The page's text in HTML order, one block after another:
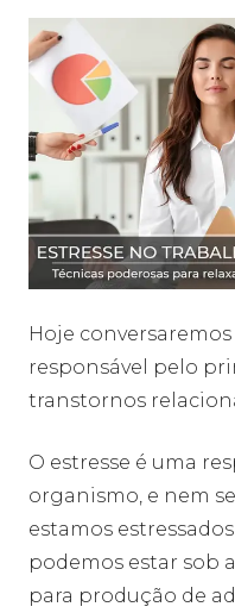
Hoje
responsável pelo
transtornos
O estresse é uma
organismo, e nem
estamos
podemos estar sob
para produção de